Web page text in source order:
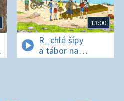
13:00
R_chlé šípy
a tábor na
os_rově